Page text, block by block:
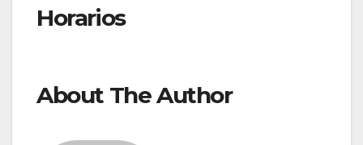
Horarios
About The Author